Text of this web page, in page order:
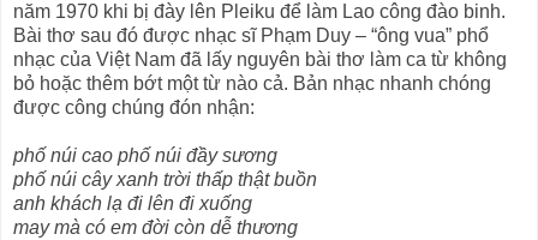
năm 1970 khi bị đày lên Pleiku để làm Lao công đào binh.
Bài thơ sau đó được nhạc sĩ Phạm Duy – “ông vua” phổ
nhạc của Việt Nam đã lấy nguyên bài thơ làm ca từ không
bỏ hoặc thêm bớt một từ nào cả. Bản nhạc nhanh chóng
được công chúng đón nhận:
phố núi cao phố núi đầy sương
phố núi cây xanh trời thấp thật buồn
anh khách lạ đi lên đi xuống
may mà có em đời còn dễ thương